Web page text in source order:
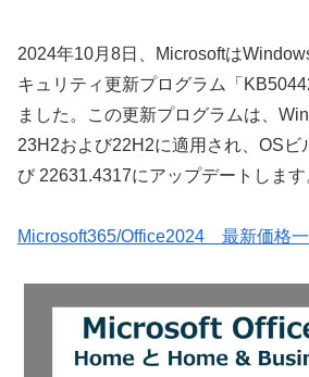
2024年10月8日、Microsoftは
キュリティ更新プログラム「
ました。この更新プログラムは、
23H2および22H2に適用され、OSビ
び 22631.4317にアップデートします
Microsoft365/Office2024 最新価格